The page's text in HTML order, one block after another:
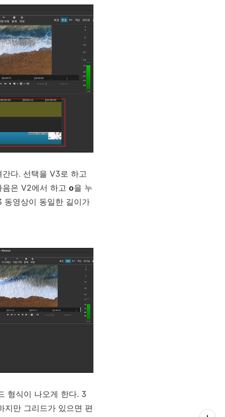
다. 선택을 V3로 하고
은 V2에서 하고 o을 누
동영상이 동일한 길이가
형식이 나오게 한다. 3
지만 그리드가 있으면 편